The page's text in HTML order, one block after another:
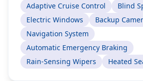
Adaptive Cruise Control
Blind
Electric Windows
Backup
Navigation System
Automatic Emergency Braking
Rain-Sensing Wipers
Heated